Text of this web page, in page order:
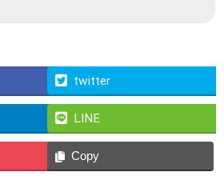
twitter
LINE
Copy